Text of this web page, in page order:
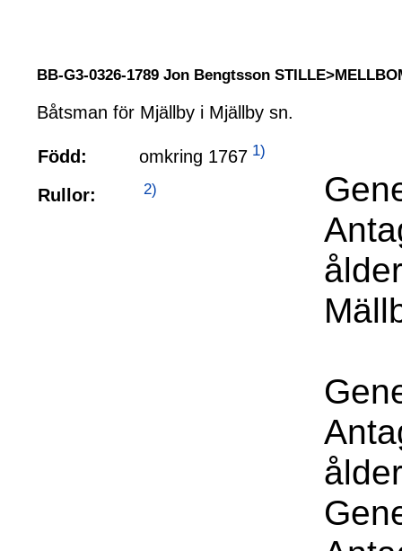
BB-G3-0326-1789 Jon Bengtsson
Båtsman för Mjällby i Mjällby sn.
Född: omkring 1767 1)
Rullor: 2)